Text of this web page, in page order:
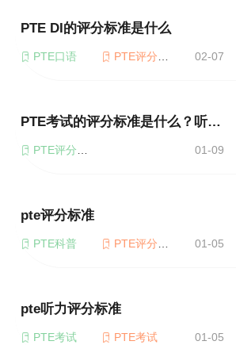
PTE DI的评分标准是什么
PTE口语 PTE评分标准 02-07
PTE考试的评分标准是什么？听说读写四方面
PTE评分标准 01-09
pte评分标准
PTE科普 PTE评分标准 01-05
pte听力评分标准
PTE考试 PTE考试 01-05